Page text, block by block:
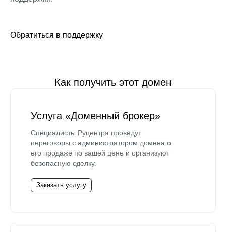
Обратиться в поддержку
Как получить этот домен
Услуга «Доменный брокер»
Специалисты Руцентра проведут
переговоры с администратором домена о
его продаже по вашей цене и организуют
безопасную сделку.
Заказать услугу